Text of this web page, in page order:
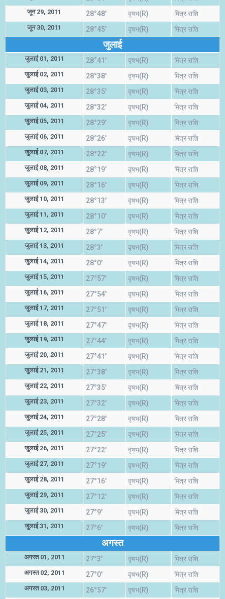
जून 29, 2011 28°48' वृषभ(R) मित्र राशि
जून 30, 2011 28°45' वृषभ(R) मित्र राशि
जुलाई
जुलाई 01, 2011 28°41' वृषभ(R) मित्र राशि
जुलाई 02, 2011 28°38' वृषभ(R) मित्र राशि
जुलाई 03, 2011 28°35' वृषभ(R) मित्र राशि
जुलाई 04, 2011 28°32' वृषभ(R) मित्र राशि
जुलाई 05, 2011 28°29' वृषभ(R) मित्र राशि
जुलाई 06, 2011 28°26' वृषभ(R) मित्र राशि
जुलाई 07, 2011 28°22' वृषभ(R) मित्र राशि
जुलाई 08, 2011 28°19' वृषभ(R) मित्र राशि
जुलाई 09, 2011 28°16' वृषभ(R) मित्र राशि
जुलाई 10, 2011 28°13' वृषभ(R) मित्र राशि
जुलाई 11, 2011 28°10' वृषभ(R) मित्र राशि
जुलाई 12, 2011 28°7' वृषभ(R) मित्र राशि
जुलाई 13, 2011 28°3' वृषभ(R) मित्र राशि
जुलाई 14, 2011 28°0' वृषभ(R) मित्र राशि
जुलाई 15, 2011 27°57' वृषभ(R) मित्र राशि
जुलाई 16, 2011 27°54' वृषभ(R) मित्र राशि
जुलाई 17, 2011 27°51' वृषभ(R) मित्र राशि
जुलाई 18, 2011 27°47' वृषभ(R) मित्र राशि
जुलाई 19, 2011 27°44' वृषभ(R) मित्र राशि
जुलाई 20, 2011 27°41' वृषभ(R) मित्र राशि
जुलाई 21, 2011 27°38' वृषभ(R) मित्र राशि
जुलाई 22, 2011 27°35' वृषभ(R) मित्र राशि
जुलाई 23, 2011 27°32' वृषभ(R) मित्र राशि
जुलाई 24, 2011 27°28' वृषभ(R) मित्र राशि
जुलाई 25, 2011 27°25' वृषभ(R) मित्र राशि
जुलाई 26, 2011 27°22' वृषभ(R) मित्र राशि
जुलाई 27, 2011 27°19' वृषभ(R) मित्र राशि
जुलाई 28, 2011 27°16' वृषभ(R) मित्र राशि
जुलाई 29, 2011 27°12' वृषभ(R) मित्र राशि
जुलाई 30, 2011 27°9' वृषभ(R) मित्र राशि
जुलाई 31, 2011 27°6' वृषभ(R) मित्र राशि
अगस्त
अगस्त 01, 2011 27°3' वृषभ(R) मित्र राशि
अगस्त 02, 2011 27°0' वृषभ(R) मित्र राशि
अगस्त 03, 2011 26°57' वृषभ(R) मित्र राशि